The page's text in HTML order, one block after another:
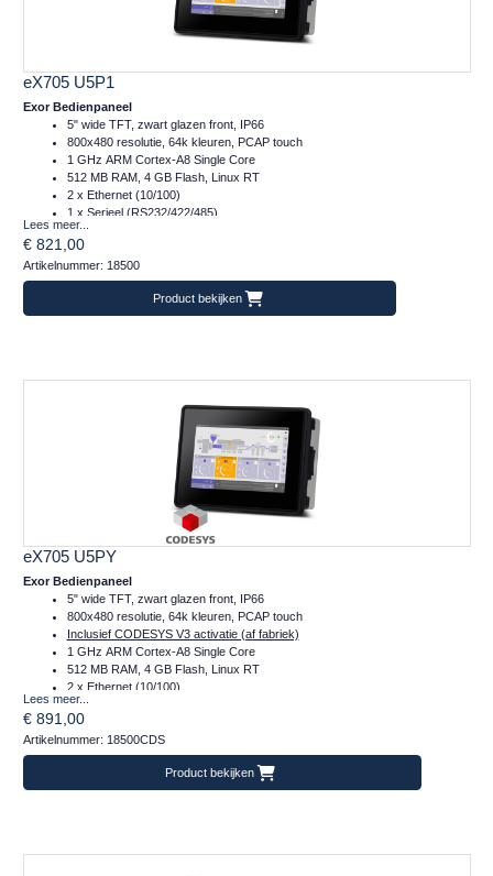
eX705 U5P1
Exor Bedienpaneel
5" wide TFT, zwart glazen front, IP66
800x480 resolutie, 64k kleuren, PCAP touch
1 GHz ARM Cortex-A8 Single Core
512 MB RAM, 4 GB Flash, Linux RT
2 x Ethernet (10/100)
1 x Serieel (RS232/422/485)
1 x Plug-in, 1 x USB, 1 x SD
Temperatuur inzetbereik: -20..+60°C
Frontafmeting: 147x107 (mm)
Lees meer...
€ 821,00
Artikelnummer: 18500
Product bekijken
eX705 U5PY
Exor Bedienpaneel
5" wide TFT, zwart glazen front, IP66
800x480 resolutie, 64k kleuren, PCAP touch
Inclusief CODESYS V3 activatie (af fabriek)
1 GHz ARM Cortex-A8 Single Core
512 MB RAM, 4 GB Flash, Linux RT
2 x Ethernet (10/100)
1 x Serieel (RS232/422/485)
1 x Plug-in, 1 x USB, 1 x SD
Temperatuur inzetbereik: -20..+60°C
Frontafmeting: 147x107 (mm)
Lees meer...
€ 891,00
Artikelnummer: 18500CDS
Product bekijken